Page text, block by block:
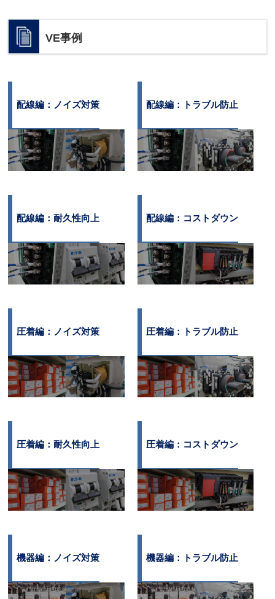
VE事例
配線編：ノイズ対策 配線編：トラブル防止
配線編：耐久性向上 配線編：コストダウン
圧着編：ノイズ対策 圧着編：トラブル防止
圧着編：耐久性向上 圧着編：コストダウン
機器編：ノイズ対策 機器編：トラブル防止